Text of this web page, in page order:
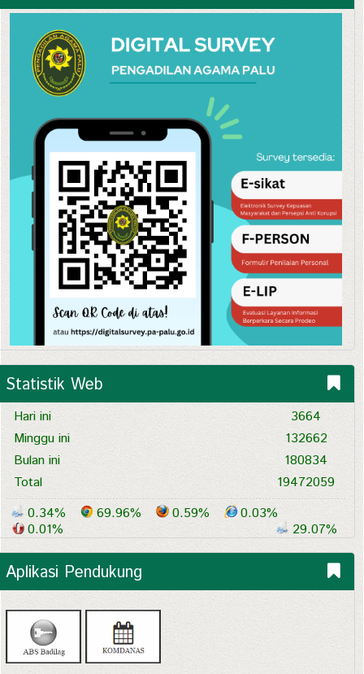
Statistik Web
Hari ini
Minggu ini
Bulan ini
Total
3664
132662
180834
19472059
0.34%
69.96% 0.59%
0.03%
0.01%
29.07%
Aplikasi Pendukung